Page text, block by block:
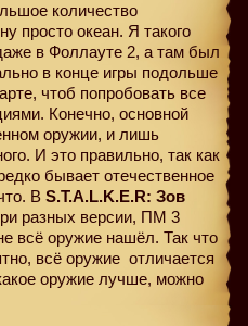
количество
просто океан. Я такого
в Фоллауте 2, а там был
в конце игры подольше
чтоб попробовать все
Конечно, основной
оружии, и лишь
И это правильно, так как
бывает отечественное
В S.T.A.L.K.E.R: Зов
разных версии, ПМ 3
всё оружие нашёл. Так что
всё оружие отличается
оружие лучше, можно